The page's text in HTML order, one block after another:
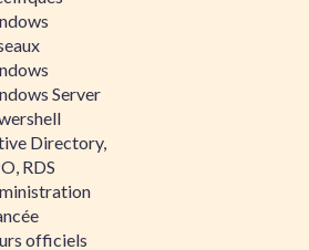
Server
Directory,
RDS
officiels